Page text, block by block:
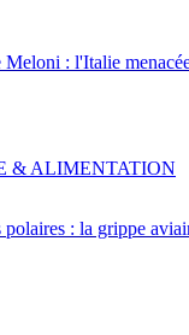
Meloni : l'Italie
: la grippe
& ALIMENTATION